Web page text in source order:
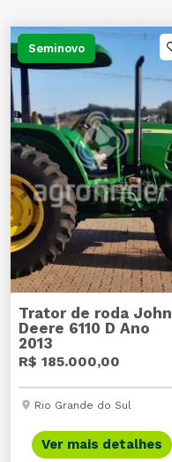
Seminovo
Trator de roda John
Deere 6110 D Ano
2013
R$ 185.000,00
Rio Grande do Sul
Ver mais detalhes